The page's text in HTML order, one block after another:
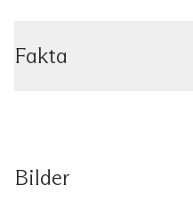
Fakta
Bilder